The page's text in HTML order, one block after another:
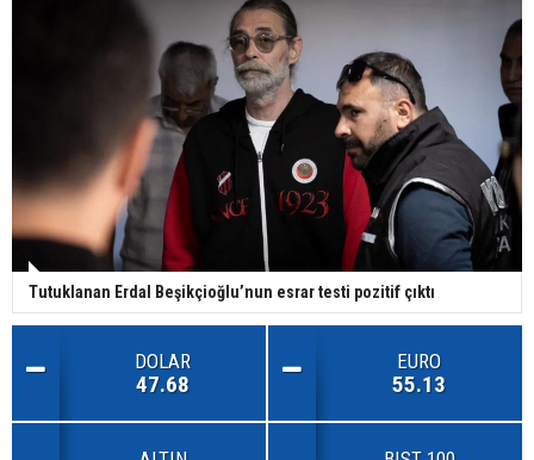
Tutuklanan Erdal Beşikçioğlu’nun esrar testi pozitif çıktı
DOLAR
47.68
EURO
55.13